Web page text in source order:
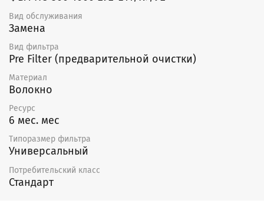
Вид обслуживания
Замена
Вид фильтра
Pre Filter (предварительной очистки)
Материал
Волокно
Ресурс
6 мес. мес
Типоразмер фильтра
Универсальный
Потребительский класс
Стандарт